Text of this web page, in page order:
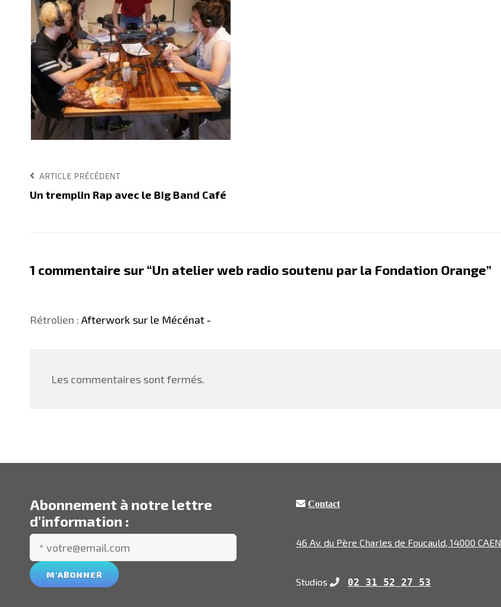
Navigation
de
Article
précédent
ARTICLE PRÉCÉDENT
Un tremplin Rap avec le Big Band Café
1 commentaire sur “Un atelier web radio soutenu par la Fondation Orange”
Rétrolien : Afterwork sur le Mécénat -
Les commentaires sont fermés.
Abonnement à notre lettre
d’information :
Contact
46 Av. du Père Charles de Foucauld, 14000 CAEN
Studios 02 31 52 27 53